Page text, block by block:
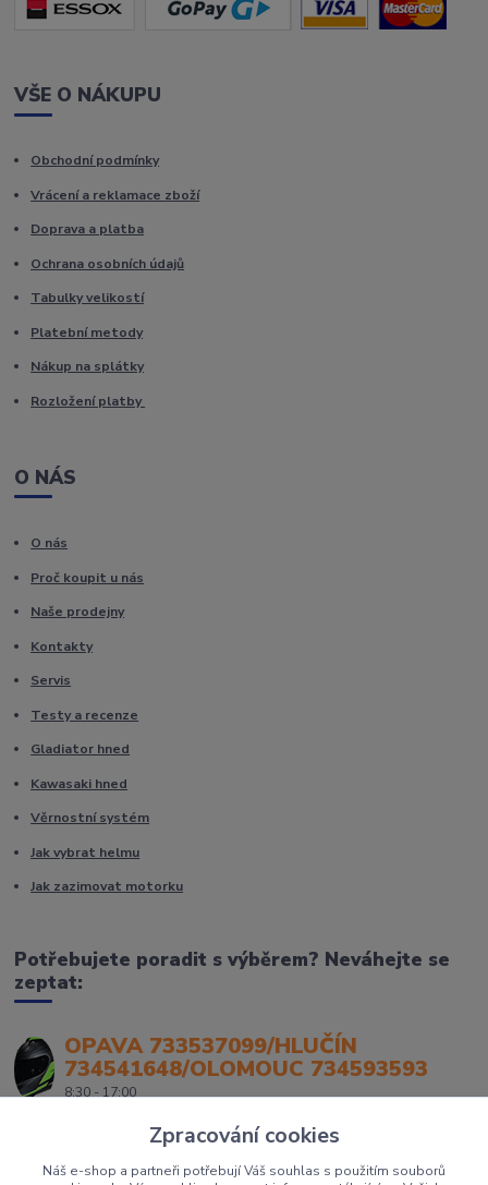
VŠE O NÁKUPU
Obchodní podmínky
Vrácení a reklamace zboží
Doprava a platba
Ochrana osobních údajů
Tabulky velikostí
Platební metody
Nákup na splátky
Rozložení platby
O NÁS
O nás
Proč koupit u nás
Naše prodejny
Kontakty
Servis
Testy a recenze
Gladiator hned
Kawasaki hned
Věrnostní systém
Jak vybrat helmu
Jak zazimovat motorku
Potřebujete poradit s výběrem? Neváhejte se
zeptat:
OPAVA 733537099/HLUČÍN
734541648/OLOMOUC 734593593
8:30 - 17:00
Zpracování cookies
Náš e-shop a partneři potřebují Váš souhlas s použitím souborů